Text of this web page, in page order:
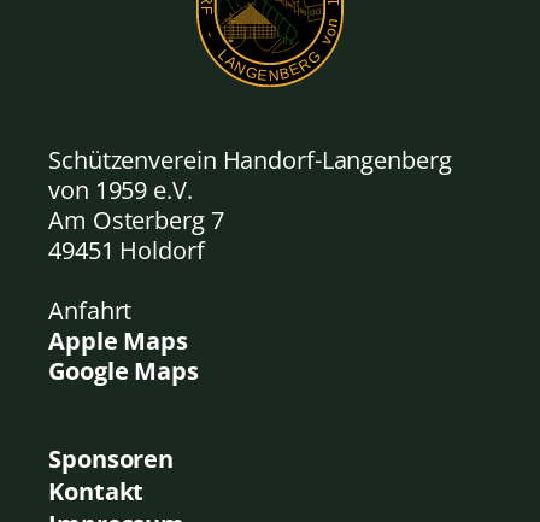
Schützenverein Handorf-Langenberg
von 1959 e.V.
Am Osterberg 7
49451 Holdorf
Anfahrt
Apple Maps
Google Maps
Sponsoren
Kontakt